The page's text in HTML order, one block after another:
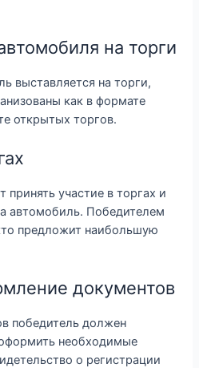
на торги
выставляется на торги,
как в формате
открытых торгов.
участие в торгах и
автомобиль. Победителем
предложит наибольшую
документов
победитель должен
необходимые
о регистрации